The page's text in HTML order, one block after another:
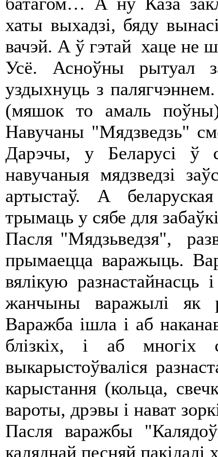
хаты выхадзi, бяду
вачэй. А ў гэтай хаце не
Усё. Асноўны рытуал
уздыхнуць з
(мяшок то амаль поўны)
Навучаны "Мядзведзь"
Дарэчы, у Беларусі ў
навучаныя мядзведзі
артыстаў. А
трымаць у сябе для
Пасля "Мядзьведзя",
прымаецца варажыць.
вялікую
жанчыны варажылі як
Варажба ішла і аб
блізкіх, і аб многіх
выкарыстоўваліся
карыстання (кольца,
вароты, дрэвы і нават
Пасля варажбы
каляднай песняй пакідалі